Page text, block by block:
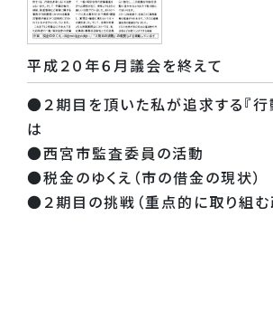
平成２０年６月議会を終えて
●２期目を頂いた私が追求する『行
は
●西宮市監査委員の活動
●税金のゆくえ（市の借金の現状）
●２期目の挑戦（重点的に取り組む